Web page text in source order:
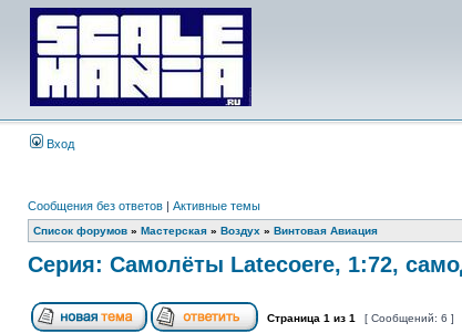
Вход
Сообщения без ответов | Активные темы
Список форумов » Мастерская » Воздух » Винтовая Авиация
Серия: Самолёты Latecoere, 1:72,
Страница 1 из 1 [ Сообщений: 6 ]